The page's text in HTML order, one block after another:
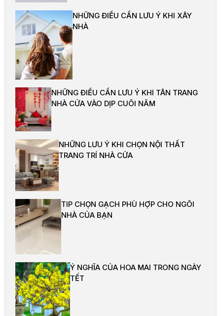
NHỮNG ĐIỀU CẦN LƯU Ý KHI XÂY
NHÀ
NHỮNG ĐIỀU CẦN LƯU Ý KHI TÂN TRANG
NHÀ CỬA VÀO DỊP CUÔI NĂM
NHỮNG LƯU Ý KHI CHỌN NỘI THẤT
TRANG TRÍ NHÀ CỬA
TIP CHỌN GẠCH PHÙ HỢP CHO NGÔI
NHÀ CỦA BẠN
Ý NGHĨA CỦA HOA MAI TRONG NGÀY
TẾT